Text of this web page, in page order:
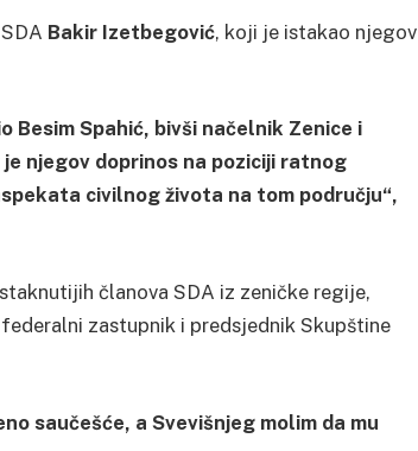
Bakir Izetbegović, koji je istakao njegov
Besim Spahić, bivši načelnik Zenice i
njegov doprinos na poziciji ratnog
civilnog života na tom području“,
članova SDA iz zeničke regije,
zastupnik i predsjednik Skupštine
saučešće, a Svevišnjeg molim da mu